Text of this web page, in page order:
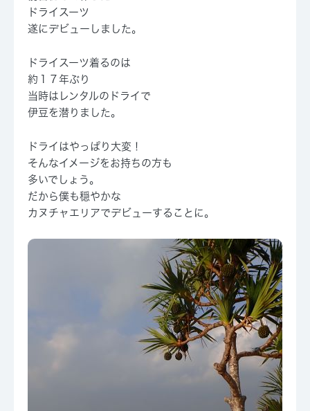
ドライスーツ
遂にデビューしました。
ドライスーツ着るのは
約１７年ぶり
当時はレンタルのドライで
伊豆を潜りました。
ドライはやっぱり大変！
そんなイメージをお持ちの方も
多いでしょう。
だから僕も穏やかな
カヌチャエリアでデビューすることに。